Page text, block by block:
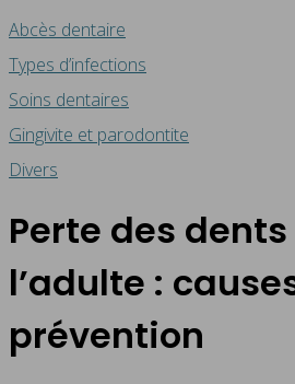
Abcès dentaire
Types d’infections
Soins dentaires
Gingivite et parodontite
Divers
Perte des dents
l’adulte :
prévention